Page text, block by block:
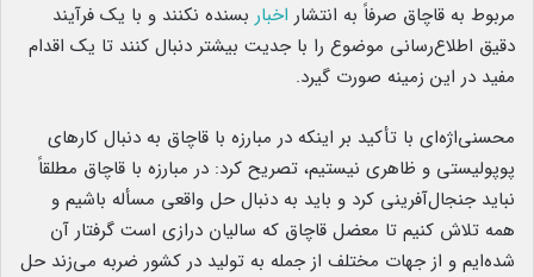
مربوط به قاچاق صرفاً به انتشار اخبار بسنده نکنند و با یک فرآیند
دقیق اطلاع‌رسانی موضوع را با جدیت بیشتر دنبال کنند تا یک اقدام
مفید در این زمینه صورت گیرد.
محسنی‌اژه‌ای با تأکید بر اینکه در مبارزه با قاچاق به دنبال کارهای
پوپولیستی و ظاهری نیستیم، تصریح کرد: در مبارزه با قاچاق مطلقاً
نباید جنجال‌آفرینی کرد و باید به دنبال حل واقعی مسأله باشیم و
همه تلاش کنیم تا معضل قاچاق که سالیان درازی است گرفتار آن
شده‌ایم و از جهات مختلف از جمله به تولید در کشور ضربه می‌زند حل